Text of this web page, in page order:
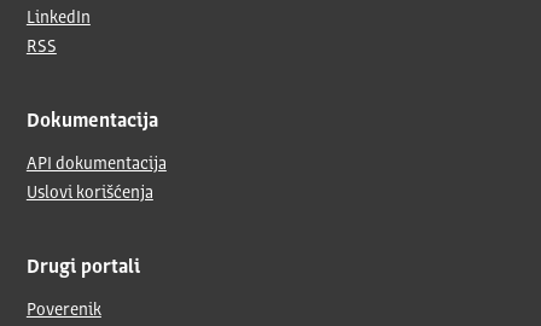
LinkedIn
RSS
Dokumentacija
API dokumentacija
Uslovi korišćenja
Drugi portali
Poverenik